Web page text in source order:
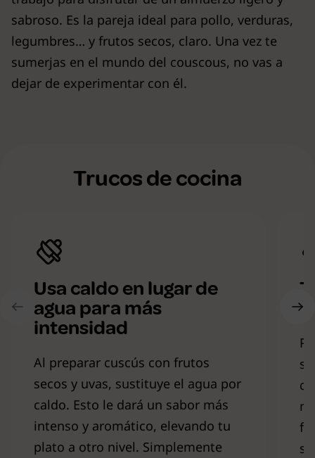
sabroso. Es la pareja ideal para pollo, verduras,
legumbres… y frutos secos, claro. Una vez te
sumerjas en el mundo del couscous, no vas a
dejar de experimentar con él.
Trucos de cocina
Usa caldo en lugar de
agua para más
intensidad
Al preparar cuscús con frutos
secos y uvas, sustituye el agua por
caldo. Esto le dará un sabor más
intenso y aromático, elevando tu
plato a otro nivel. Simplemente